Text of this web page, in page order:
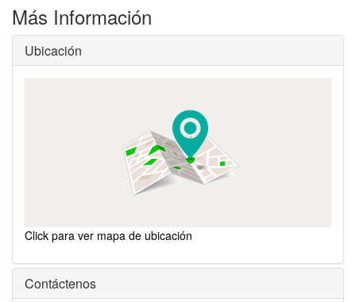
Más Información
Ubicación
Click para ver mapa de ubicación
Contáctenos